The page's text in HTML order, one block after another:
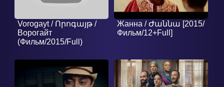
Vorogayt / Որոգայթ /
Ворогайт
(Фильм/2015/Full)
Жанна / Ժաննա [2015/
Фильм/12+Full]